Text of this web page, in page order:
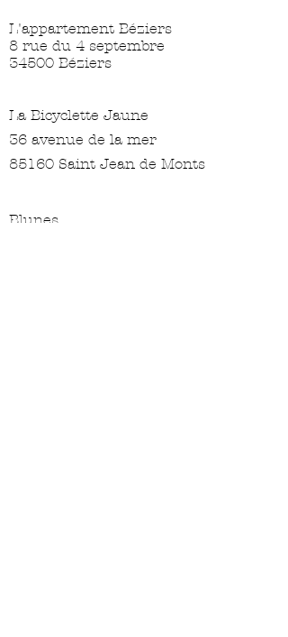
L'appartement Béziers
8 rue du 4 septembre
34500 Béziers
La Bicyclette Jaune
36 avenue de la mer
85160 Saint Jean de Monts
Blunes